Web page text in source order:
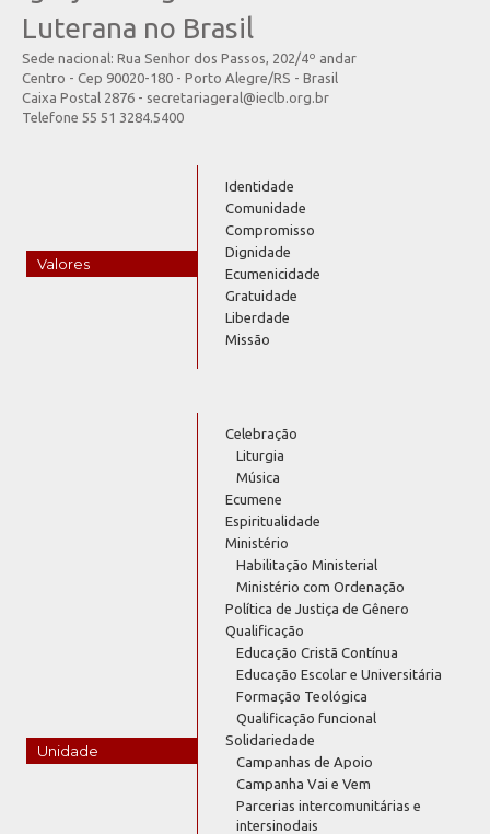
Luterana no Brasil
Sede nacional: Rua Senhor dos Passos, 202/4º andar
Centro - Cep 90020-180 - Porto Alegre/RS - Brasil
Caixa Postal 2876 - secretariageral@ieclb.org.br
Telefone 55 51 3284.5400
Valores
Identidade
Comunidade
Compromisso
Dignidade
Ecumenicidade
Gratuidade
Liberdade
Missão
Unidade
Celebração
Liturgia
Música
Ecumene
Espiritualidade
Ministério
Habilitação Ministerial
Ministério com Ordenação
Política de Justiça de Gênero
Qualificação
Educação Cristã Contínua
Educação Escolar e Universitária
Formação Teológica
Qualificação funcional
Solidariedade
Campanhas de Apoio
Campanha Vai e Vem
Parcerias intercomunitárias e
intersinodais